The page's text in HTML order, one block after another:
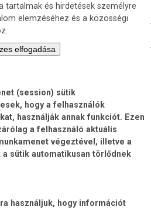
tartalmak és hirdetések személyre
elemzéséhez és a közösségi
elfogadása
(session) sütik
hogy a felhasználók
használják annak funkciót. Ezen
a felhasználó aktuális
végeztével, illetve a
a sütik automatikusan törlődnek
használjuk, hogy információt